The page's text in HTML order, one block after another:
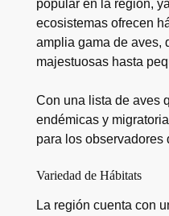
popular en la región,
ecosistemas ofrecen
amplia gama de aves,
majestuosas hasta
Con una lista de aves
endémicas y
para los observadores
Variedad de Hábitats
La región cuenta con